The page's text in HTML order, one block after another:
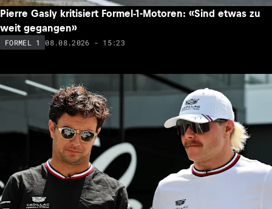
Pierre Gasly kritisiert Formel-1-Motoren: «Sind etwas zu
weit gegangen»
FORMEL 1 08.08.2026 - 15:23